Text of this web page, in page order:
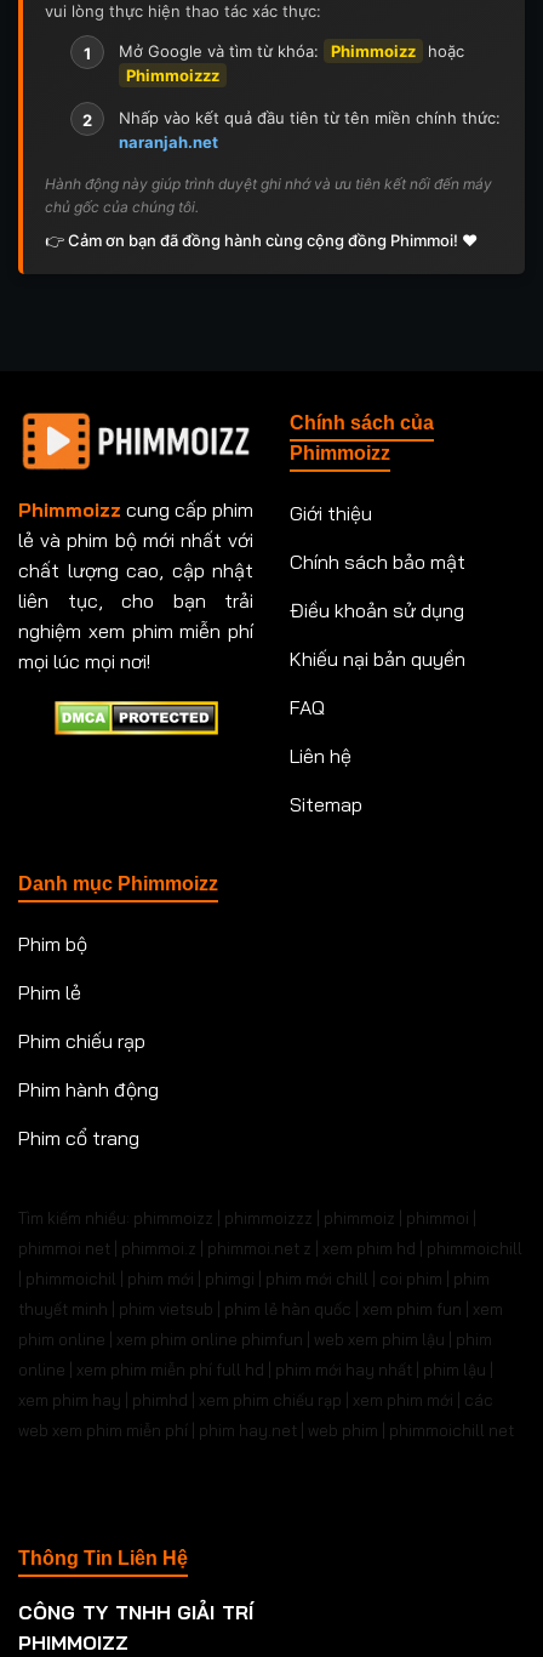
vui lòng thực hiện thao tác xác thực:
1 Mở Google và tìm từ khóa: Phimmoizz
hoặc
Phimmoizzz
2
Nhấp vào kết quả đầu tiên từ tên miền chính thức:
naranjah.net
Hành động này giúp trình duyệt ghi nhớ và ưu tiên kết nối đến máy
chủ gốc của chúng tôi.
👉 Cảm ơn bạn đã đồng hành cùng cộng đồng Phimmoi! ❤️
Phimmoizz cung cấp phim
lẻ và phim bộ mới nhất với
chất lượng cao, cập nhật
liên tục, cho bạn trải
nghiệm xem phim miễn phí
mọi lúc mọi nơi!
Chính sách của
Phimmoizz
Giới thiệu
Chính sách bảo mật
Điều khoản sử dụng
Khiếu nại bản quyền
FAQ
Liên hệ
Sitemap
Danh mục Phimmoizz
Phim bộ
Phim lẻ
Phim chiếu rạp
Phim hành động
Phim cổ trang
Tìm kiếm nhiều: phimmoizz | phimmoizzz | phimmoiz | phimmoi |
phimmoi net | phimmoi.z | phimmoi.net z | xem phim hd | phimmoichill
| phimmoichil | phim mới | phimgi | phim mới chill | coi phim | phim
thuyết minh | phim vietsub | phim lẻ hàn quốc | xem phim fun | xem
phim online | xem phim online phimfun | web xem phim lậu | phim
online | xem phim miễn phí full hd | phim mới hay nhất | phim lậu |
xem phim hay | phimhd | xem phim chiếu rạp | xem phim mới | các
web xem phim miễn phí | phim hay.net | web phim | phimmoichill net
Thông Tin Liên Hệ
CÔNG TY TNHH GIẢI TRÍ
PHIMMOIZZ